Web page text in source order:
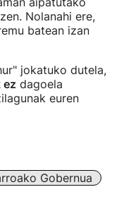
Nolanahi ere,
batean izan
jokatuko dutela,
ez dagoela
euren
Gobernua